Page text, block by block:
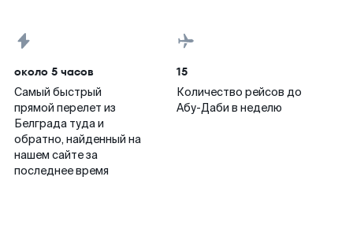
около 5 часов
Самый быстрый
прямой перелет из
Белграда туда и
обратно, найденный на
нашем сайте за
последнее время
15
Количество рейсов до
Абу-Даби в неделю